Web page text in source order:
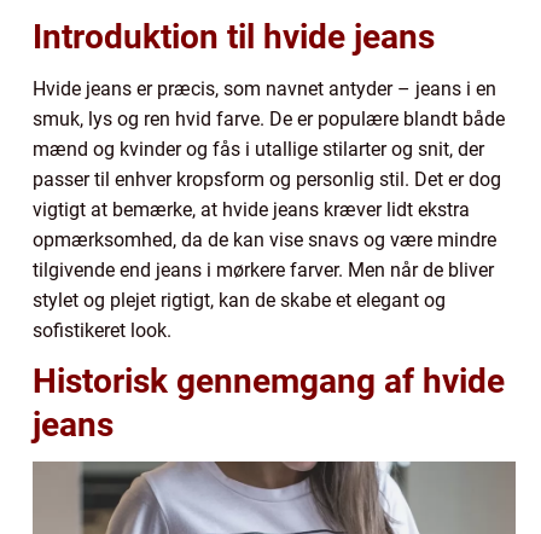
Introduktion til hvide jeans
Hvide jeans er præcis, som navnet antyder – jeans i en
smuk, lys og ren hvid farve. De er populære blandt både
mænd og kvinder og fås i utallige stilarter og snit, der
passer til enhver kropsform og personlig stil. Det er dog
vigtigt at bemærke, at hvide jeans kræver lidt ekstra
opmærksomhed, da de kan vise snavs og være mindre
tilgivende end jeans i mørkere farver. Men når de bliver
stylet og plejet rigtigt, kan de skabe et elegant og
sofistikeret look.
Historisk gennemgang af hvide
jeans